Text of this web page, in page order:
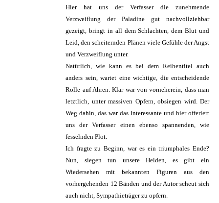
Hier hat uns der Verfasser die zunehmende
Verzweiflung der Paladine gut nachvollziehbar
gezeigt, bringt in all dem Schlachten, dem Blut und
Leid, den scheiternden Plänen viele Gefühle der Angst
und Verzweiflung unter.
Natürlich, wie kann es bei dem Reihentitel auch
anders sein, wartet eine wichtige, die entscheidende
Rolle auf Ahren. Klar war von vorneherein, dass man
letztlich, unter massiven Opfern, obsiegen wird. Der
Weg dahin, das war das Interessante und hier offeriert
uns der Verfasser einen ebenso spannenden, wie
fesselnden Plot.
Ich fragte zu Beginn, war es ein triumphales Ende?
Nun, siegen tun unsere Helden, es gibt ein
Wiedersehen mit bekannten Figuren aus den
vorhergehenden 12 Bänden und der Autor scheut sich
auch nicht, Sympathieträger zu opfern.